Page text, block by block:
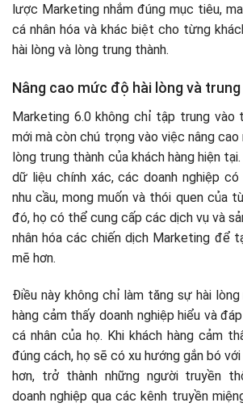
lược Marketing nhắm đúng mục tiêu,
cá nhân hóa và khác biệt cho từng
hài lòng và lòng trung thành.
Nâng cao mức độ hài lòng và
Marketing 6.0 không chỉ tập trung vào
mới mà còn chú trọng vào việc nâng
lòng trung thành của khách hàng hiện
dữ liệu chính xác, các doanh nghiệp
nhu cầu, mong muốn và thói quen của
đó, họ có thể cung cấp các dịch vụ và
nhân hóa các chiến dịch Marketing để
mẽ hơn.
Điều này không chỉ làm tăng sự hài
hàng cảm thấy doanh nghiệp hiểu và
cá nhân của họ. Khi khách hàng cảm
đúng cách, họ sẽ có xu hướng gắn bó
hơn, trở thành những người truyền
doanh nghiệp qua các kênh truyền